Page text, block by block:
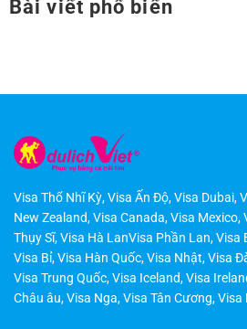
Visa Thổ Nhĩ Kỳ,Visa Ấn Độ,Visa Dubai,
New Zealand ,Visa Canada,Visa Mexico,
Thụy Sĩ,Visa Hà LanVisa Phần Lan,Visa
Visa Bỉ,Visa Hàn Quốc,Visa Nhật,Visa
Visa Trung Quốc,Visa Iceland,Visa